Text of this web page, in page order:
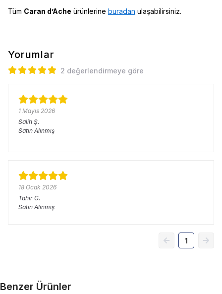
Tüm Caran d’Ache ürünlerine buradan ulaşabilirsiniz.
Yorumlar
2 değerlendirmeye göre
1 Mayıs 2026
Salih Ş.
Satın Alınmış
18 Ocak 2026
Tahir G.
Satın Alınmış
1
Benzer Ürünler